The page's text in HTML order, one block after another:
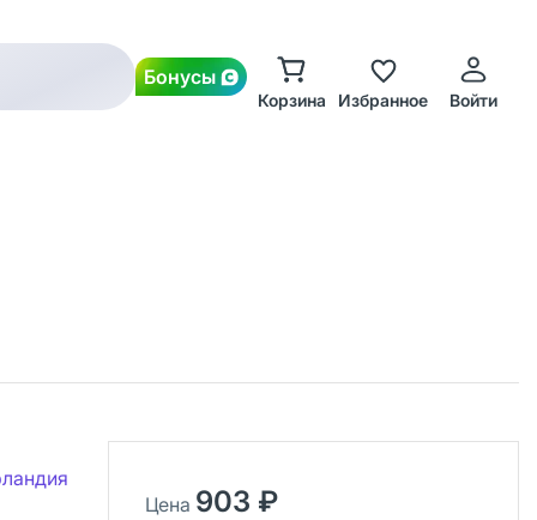
Бонусы
Корзина Избранное Войти
Цена 903 ₽